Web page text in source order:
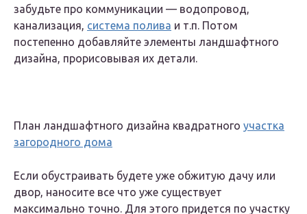
забудьте про коммуникации — водопровод,
канализация, система полива и т.п. Потом
постепенно добавляйте элементы ландшафтного
дизайна, прорисовывая их детали.
План ландшафтного дизайна квадратного участка
загородного дома
Если обустраивать будете уже обжитую дачу или
двор, наносите все что уже существует
максимально точно. Для этого придется по участку